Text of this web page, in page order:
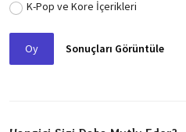
K-Pop ve Kore İçerikleri
Oy Sonuçları Görüntüle